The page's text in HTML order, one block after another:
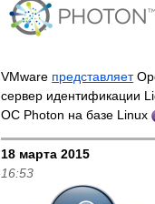
VMware представляет
сервер идентификации
OC Photon на базе Linux
18 марта 2015
16:53